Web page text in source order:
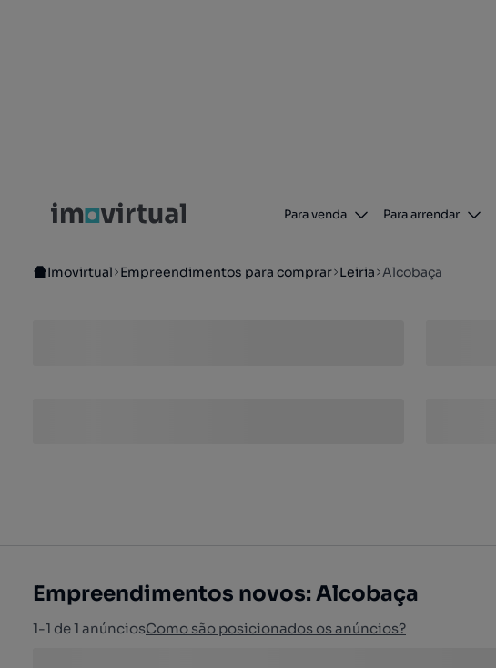
Para venda Para arrendar
Imovirtual Empreendimentos para comprar Leiria Alcobaça
Empreendimentos novos: Alcobaça
1-1 de 1 anúnciosComo são posicionados os anúncios?